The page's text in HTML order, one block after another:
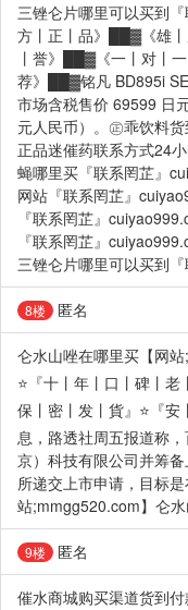
三锉仑片哪里可以买到
方丨正丨品》██▓《雄
丨誉》██▓《一丨对丨
荐》██▓铭凡 BD895i
市场含税售价 69599 日
元人民币）。㊣乖饮料
正品迷催药联系方式24
蝇哪里买『联系罔芷』
网站『联系罔芷』
『联系罔芷』
『联系罔芷』
三锉仑片哪里可以买到
8楼 匿名
仑水山唑在哪里买【网
⭐『十丨年丨口丨碑丨老
保丨密丨发丨貨』⭐『安
息，路透社周五报道称
京）科技有限公司并筹
所递交上市申请，目标
站;mmgg520.com】仑
9楼 匿名
催水商城购买渠道货到